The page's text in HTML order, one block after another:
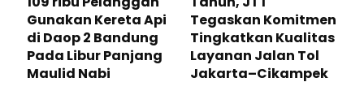
Gunakan Kereta Api
di Daop 2 Bandung
Pada Libur Panjang
Maulid Nabi
Tegaskan Komitmen
Tingkatkan Kualitas
Layanan Jalan Tol
Jakarta–Cikampek